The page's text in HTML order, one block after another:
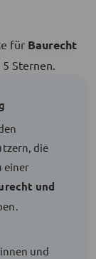
für Baurecht
Sternen.
die
einer
und
und